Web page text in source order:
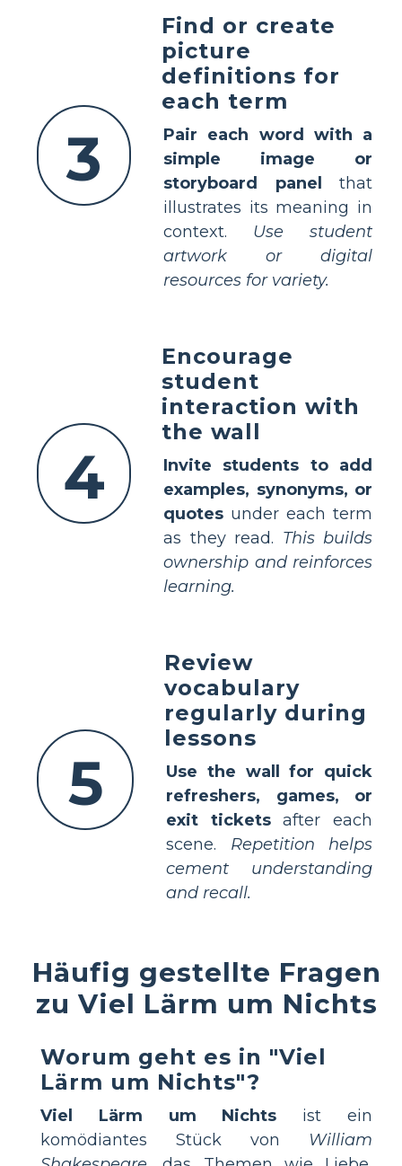
3
Find or create
picture
definitions for
each term
Pair each word with a
simple image or
storyboard panel
that
illustrates its meaning in
context. Use student
artwork or digital
resources for variety.
4
Encourage
student
interaction with
the wall
Invite students to add
examples, synonyms, or
quotes under each term
as they read. This builds
ownership and reinforces
learning.
5
Review
vocabulary
regularly during
lessons
Use the wall for quick
refreshers, games, or
exit ticketsafter each
scene. Repetition helps
cement understanding
and recall.
Häufig gestellte Fragen
zu Viel Lärm um Nichts
Worum geht es in "Viel
Lärm um Nichts"?
Viel Lärm um Nichts ist ein
komödiantes Stück von William